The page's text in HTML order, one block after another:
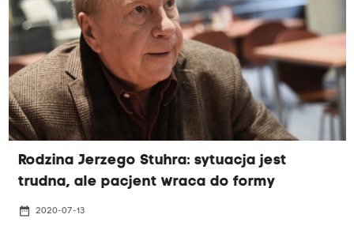
Rodzina Jerzego Stuhra: sytuacja jest
trudna, ale pacjent wraca do formy
date_range 2020-07-13